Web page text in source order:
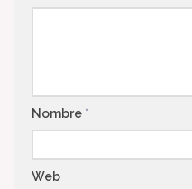
Nombre *
Web